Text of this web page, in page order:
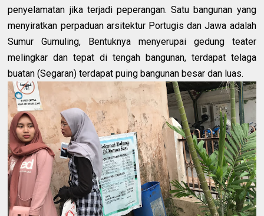
penyelamatan jika terjadi peperangan. Satu bangunan yang
menyiratkan perpaduan arsitektur Portugis dan Jawa adalah
Sumur Gumuling, Bentuknya menyerupai gedung teater
melingkar dan tepat di tengah bangunan, terdapat telaga
buatan (Segaran) terdapat puing bangunan besar dan luas.